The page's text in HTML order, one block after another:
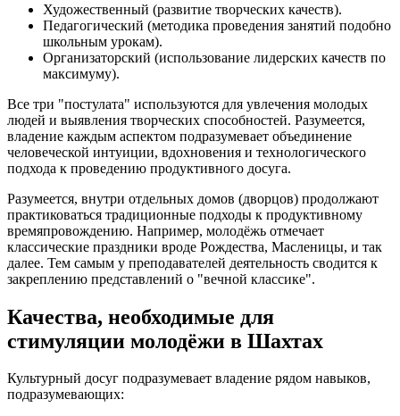
Художественный (развитие творческих качеств).
Педагогический (методика проведения занятий подобно
школьным урокам).
Организаторский (использование лидерских качеств по
максимуму).
Все три "постулата" используются для увлечения молодых
людей и выявления творческих способностей. Разумеется,
владение каждым аспектом подразумевает объединение
человеческой интуиции, вдохновения и технологического
подхода к проведению продуктивного досуга.
Разумеется, внутри отдельных домов (дворцов) продолжают
практиковаться традиционные подходы к продуктивному
времяпровождению. Например, молодёжь отмечает
классические праздники вроде Рождества, Масленицы, и так
далее. Тем самым у преподавателей деятельность сводится к
закреплению представлений о "вечной классике".
Качества, необходимые для
стимуляции молодёжи в Шахтах
Культурный досуг подразумевает владение рядом навыков,
подразумевающих: